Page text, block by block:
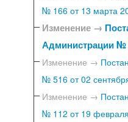
№ 166 от 13 марта
Изменение →
Администрации №
Изменение →
№ 516 от 02
Изменение →
№ 112 от 19